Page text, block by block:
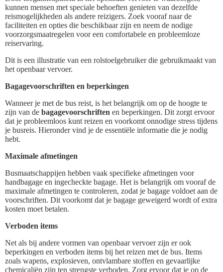
kunnen mensen met speciale behoeften genieten van dezelfde
reismogelijkheden als andere reizigers. Zoek vooraf naar de
faciliteiten en opties die beschikbaar zijn en neem de nodige
voorzorgsmaatregelen voor een comfortabele en probleemloze
reiservaring.
Dit is een illustratie van een rolstoelgebruiker die gebruikmaakt van
het openbaar vervoer.
Bagagevoorschriften en beperkingen
Wanneer je met de bus reist, is het belangrijk om op de hoogte te
zijn van de bagagevoorschriften en beperkingen. Dit zorgt ervoor
dat je probleemloos kunt reizen en voorkomt onnodige stress tijdens
je busreis. Hieronder vind je de essentiële informatie die je nodig
hebt.
Maximale afmetingen
Busmaatschappijen hebben vaak specifieke afmetingen voor
handbagage en ingecheckte bagage. Het is belangrijk om vooraf de
maximale afmetingen te controleren, zodat je bagage voldoet aan de
voorschriften. Dit voorkomt dat je bagage geweigerd wordt of extra
kosten moet betalen.
Verboden items
Net als bij andere vormen van openbaar vervoer zijn er ook
beperkingen en verboden items bij het reizen met de bus. Items
zoals wapens, explosieven, ontvlambare stoffen en gevaarlijke
chemicaliën zijn ten strengste verboden. Zorg ervoor dat je op de